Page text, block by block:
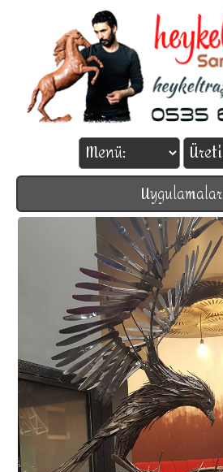
Uygulamalar